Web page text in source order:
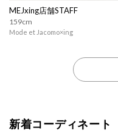
MEJxing店舗STAFF
159cm
Mode et Jacomo×ing
新着コーディネート